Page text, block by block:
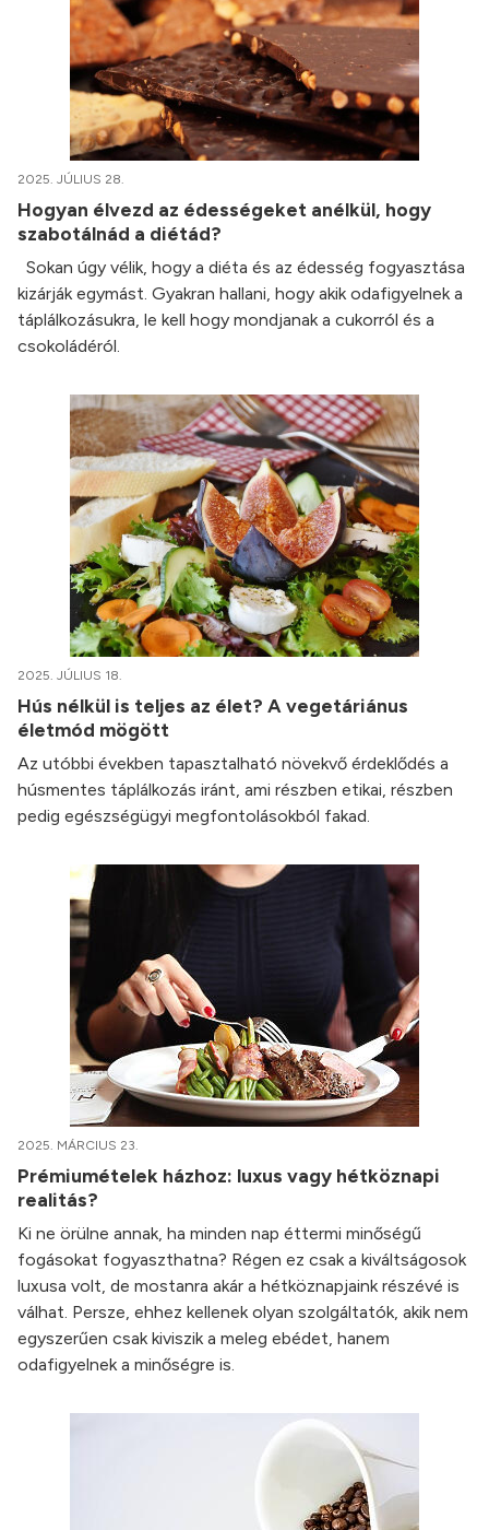
2025. JÚLIUS 28.
Hogyan élvezd az édességeket anélkül, hogy
szabotálnád a diétád?
Sokan úgy vélik, hogy a diéta és az édesség fogyasztása
kizárják egymást. Gyakran hallani, hogy akik odafigyelnek a
táplálkozásukra, le kell hogy mondjanak a cukorról és a
csokoládéról.
2025. JÚLIUS 18.
Hús nélkül is teljes az élet? A vegetáriánus
életmód mögött
Az utóbbi években tapasztalható növekvő érdeklődés a
húsmentes táplálkozás iránt, ami részben etikai, részben
pedig egészségügyi megfontolásokból fakad.
2025. MÁRCIUS 23.
Prémiumételek házhoz: luxus vagy hétköznapi
realitás?
Ki ne örülne annak, ha minden nap éttermi minőségű
fogásokat fogyaszthatna? Régen ez csak a kiváltságosok
luxusa volt, de mostanra akár a hétköznapjaink részévé is
válhat. Persze, ehhez kellenek olyan szolgáltatók, akik nem
egyszerűen csak kiviszik a meleg ebédet, hanem
odafigyelnek a minőségre is.